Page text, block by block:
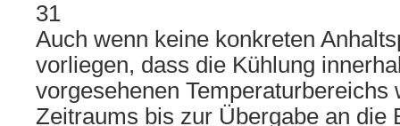
31
Auch wenn keine konkreten
vorliegen, dass die Kühlung
vorgesehenen Temperaturbereichs
Zeitraums bis zur Übergabe an die